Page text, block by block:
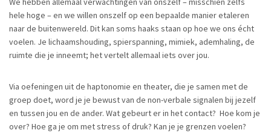
hele hoge – en we willen onszelf op een bepaalde manier etaleren
naar de buitenwereld. Dit kan soms haaks staan op hoe we ons écht
voelen. Je lichaamshouding, spierspanning, mimiek, ademhaling, de
ruimte die je inneemt; het vertelt allemaal iets over jou.
Via oefeningen uit de haptonomie en theater, die je samen met de
groep doet, word je je bewust van de non-verbale signalen bij jezelf
en tussen jou en de ander. Wat gebeurt er in het contact? Hoe kom je
over? Hoe ga je om met stress of druk? Kan je je grenzen voelen?